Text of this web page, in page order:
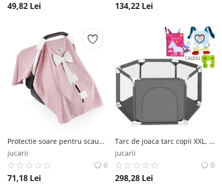
49,82 Lei 134,22 Lei
Protectie soare pentru scaun auto 0-13 kg, Roz BabyJem
jucarii
0
71,18 Lei
Tarc de joaca tarc copii XXL, cu fermoar, Empria, Gri Empria®
jucarii
0
298,28 Lei